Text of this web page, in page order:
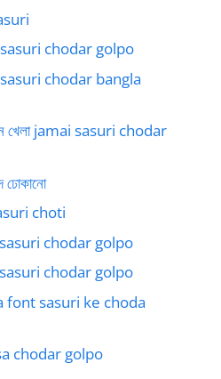
sasuri chodar golpo
sasuri chodar bangla
খেলা jamai sasuri chodar
ঢোকানো
choti
sasuri chodar golpo
sasuri chodar golpo
font sasuri ke choda
chodar golpo